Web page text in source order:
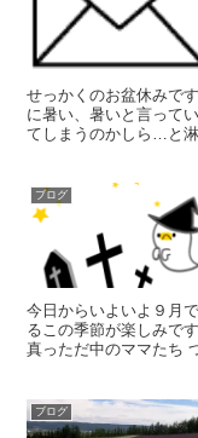
せっかくのお盆休みで
に暑い、暑いと言って
てしまうのかしら…と
ブログ
今日からいよいよ９月
るこの季節が楽しみで
真っただ中のママたち
ブログ